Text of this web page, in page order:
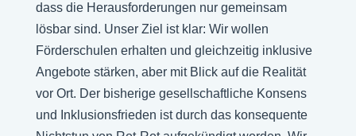
dass die Herausforderungen nur gemeinsam
lösbar sind. Unser Ziel ist klar: Wir wollen
Förderschulen erhalten und gleichzeitig inklusive
Angebote stärken, aber mit Blick auf die Realität
vor Ort. Der bisherige gesellschaftliche Konsens
und Inklusionsfrieden ist durch das konsequente